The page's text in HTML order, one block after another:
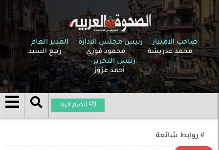
صاحب الامتياز
محمد عدريشة
رئيس مجلس الادارة
محمود فوزي
المدير العام
ربيع السيد
رئيس التحرير
أحمد عزوز
انضم الينا
# روابط شائعة